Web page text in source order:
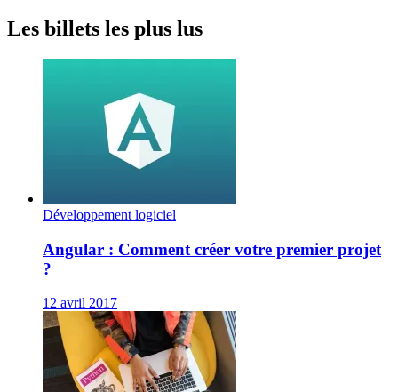
Les billets les plus lus
Développement logiciel
Angular : Comment créer votre premier projet
?
12 avril 2017